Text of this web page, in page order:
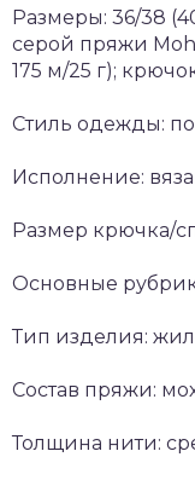
Размеры: 36/38
серой пряжи
175 м/25 г);
Стиль одежды:
Исполнение:
Размер крючка/
Основные
Тип изделия:
Состав пряжи:
Толщина нити: